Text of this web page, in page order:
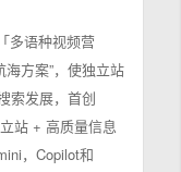
多语种视频营
方案”，使独立站
索发展，首创
站 + 高质量信息
，Copilot和